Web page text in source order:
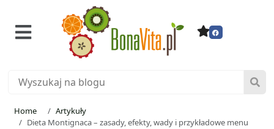
Home
Artykuły
Dieta Montignaca – zasady, efekty, wady i przykładowe menu